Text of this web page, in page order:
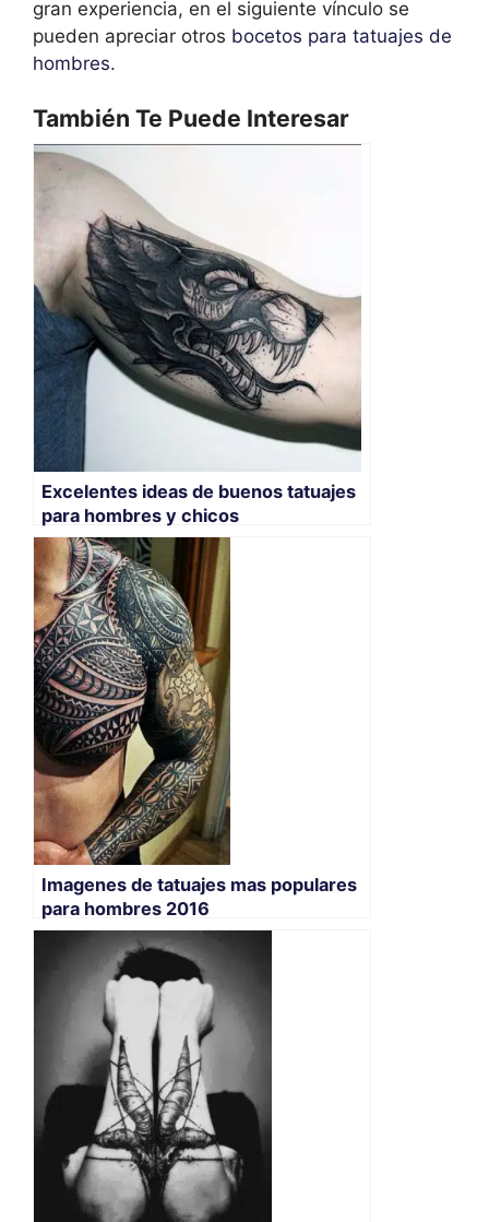
gran experiencia, en el siguiente vínculo se
pueden apreciar otros bocetos para tatuajes de
hombres.
También Te Puede Interesar
Excelentes ideas de buenos tatuajes
para hombres y chicos
Imagenes de tatuajes mas populares
para hombres 2016